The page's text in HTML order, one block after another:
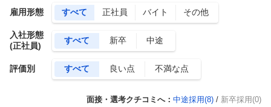
雇用形態 すべて 正社員 バイト その他
入社形態
(正社員)
すべて 新卒 中途
評価別 すべて 良い点 不満な点
面接・選考クチコミへ： 中途採用(8) / 新卒採用(0)